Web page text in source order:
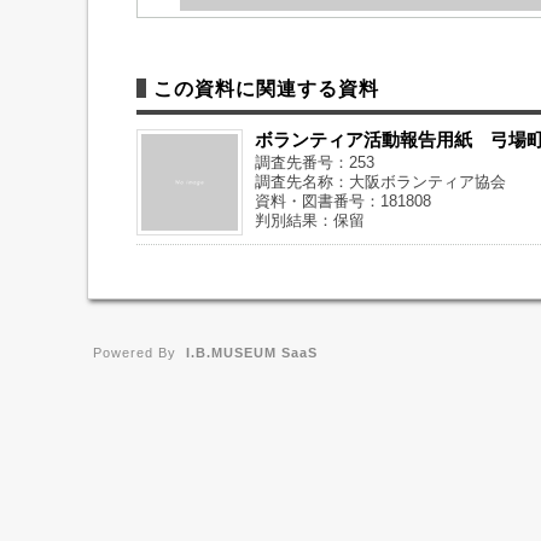
この資料に関連する資料
ボランティア活動報告用紙 弓場
調査先番号：253
調査先名称：大阪ボランティア協会
資料・図書番号：181808
判別結果：保留
Powered By I.B.MUSEUM SaaS